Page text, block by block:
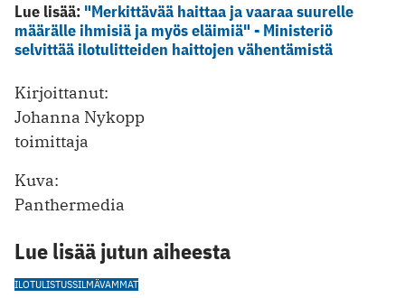
Lue lisää: "Merkittävää haittaa ja vaaraa suurelle
määrälle ihmisiä ja myös eläimiä" - Ministeriö
selvittää ilotulitteiden haittojen vähentämistä
Kirjoittanut:
Johanna Nykopp
toimittaja
Kuva:
Panthermedia
Lue lisää jutun aiheesta
ILOTULISTUSSILMÄVAMMAT